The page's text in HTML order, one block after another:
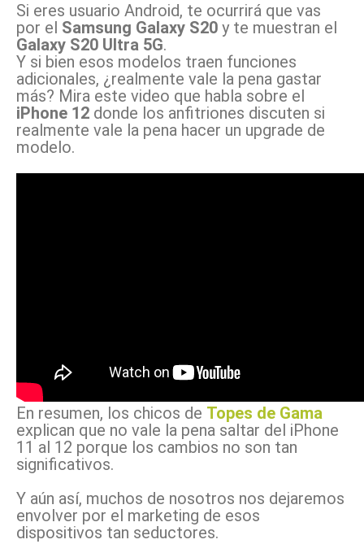
Si eres usuario Android, te ocurrirá que vas
por el Samsung Galaxy S20 y te muestran el
Galaxy S20 Ultra 5G.
Y si bien esos modelos traen funciones
adicionales, ¿realmente vale la pena gastar
más? Mira este video que habla sobre el
iPhone 12 donde los anfitriones discuten si
realmente vale la pena hacer un upgrade de
modelo.
En resumen, los chicos de Topes de Gama
explican que no vale la pena saltar del iPhone
11 al 12 porque los cambios no son tan
significativos.
Y aún así, muchos de nosotros nos dejaremos
envolver por el marketing de esos
dispositivos tan seductores.